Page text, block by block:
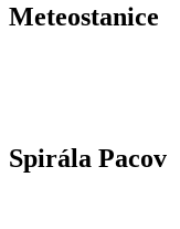
Meteostanice
Spirála Pacov